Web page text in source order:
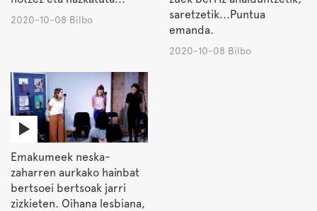
2020-10-08 Bilbo
saretzetik...Puntua
emanda.
2020-10-08 Bilbo
Emakumeek neska-
zaharren aurkako hainbat
bertsoei bertsoak jarri
zizkieten. Oihana lesbiana,